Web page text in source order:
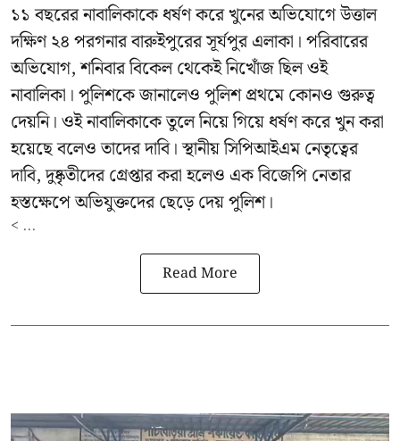
১১ বছরের নাবালিকাকে ধর্ষণ করে খুনের অভিযোগে উত্তাল
দক্ষিণ ২৪ পরগনার বারুইপুরের সূর্যপুর এলাকা। পরিবারের
অভিযোগ, শনিবার বিকেল থেকেই নিখোঁজ ছিল ওই
নাবালিকা। পুলিশকে জানালেও পুলিশ প্রথমে কোনও গুরুত্ব
দেয়নি। ওই নাবালিকাকে তুলে নিয়ে গিয়ে ধর্ষণ করে খুন করা
হয়েছে বলেও তাদের দাবি। স্থানীয় সিপিআইএম নেতৃত্বের
দাবি, দুষ্কৃতীদের গ্রেপ্তার করা হলেও এক বিজেপি নেতার
হস্তক্ষেপে অভিযুক্তদের ছেড়ে দেয় পুলিশ।
< ...
Read More